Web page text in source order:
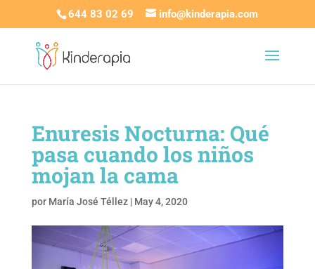
644 83 02 69 info@kinderapia.com
Enuresis Nocturna: Qué
pasa cuando los niños
mojan la cama
por María José Téllez| May 4, 2020